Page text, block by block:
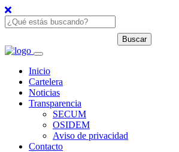
Inicio
Cartelera
Noticias
Transparencia
SECUM
OSIDEM
Aviso de privacidad
Contacto